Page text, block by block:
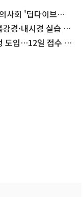
사회 '딥다이브
경·내시경 실습 코
도입…12일 접수 마